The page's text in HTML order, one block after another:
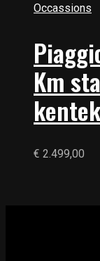
Occassions
Km
€ 2.499,00